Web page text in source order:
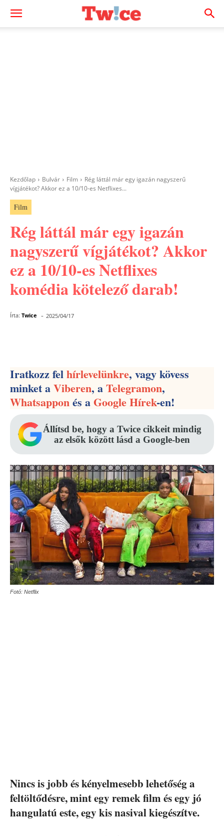
Kezdőlap Bulvár Film
Rég láttál már egy igazán nagyszerű
vígjátékot? Akkor ez a 10/10-es Netflixes...
Film
Rég láttál már egy igazán
nagyszerű vígjátékot? Akkor
ez a 10/10-es Netflixes
komédia kötelező darab!
Írta: Twice - 2025/04/17
Iratkozz felhírlevelünkre, vagy kövess
minket aViberen, aTelegramon,
Whatsapponés aGoogle Hírek-en!
Állítsd be, hogy a Twice cikkeit mindig
az elsők között lásd a Google-ben
Fotó: Netflix
Nincs is jobb és kényelmesebb lehetőség a
feltöltődésre, mint egy remek film és egy jó
hangulatú este, egy kis nasival kiegészítve.